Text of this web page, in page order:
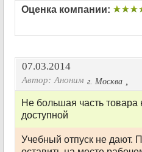
Оценка компании:
07.03.2014
Автор: Аноним ,
г. Москва
Не большая часть товара
доступной
Учебный отпуск не дают.